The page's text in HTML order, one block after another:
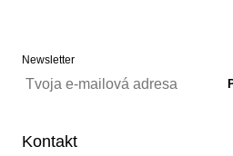
Newsletter
Kontakt